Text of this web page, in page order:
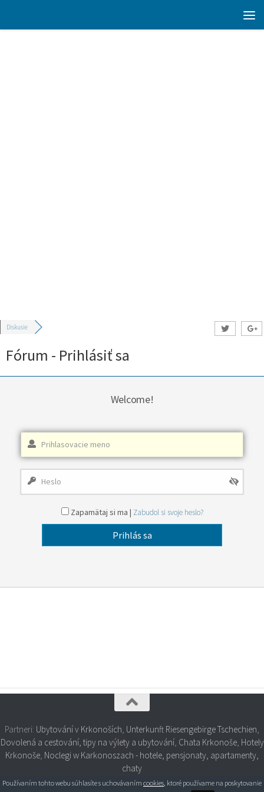
Diskusie
Fórum - Prihlásiť sa
Welcome!
Zapamätaj si ma | Zabudol si svoje heslo?
Partneri: Ubytování v Krkonoších Unterkunft Riesengebirge Tschechien
Dovolená a cestování, tipy na výlety a ubytování, Chata Krkonoše, Hotely
Krkonoše Noclegi w Karkonoszach - hotele, pensjonaty, apartamenty,
chaty
Používaním tohto webu súhlasíte s uchovávaním cookies, ktoré používame na poskytovanie